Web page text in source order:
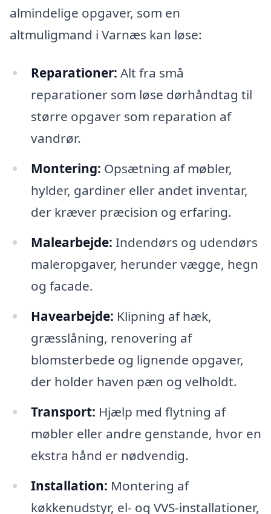
almindelige opgaver, som en
altmuligmand i Varnæs kan løse:
Reparationer: Alt fra små
reparationer som løse dørhåndtag til
større opgaver som reparation af
vandrør.
Montering: Opsætning af møbler,
hylder, gardiner eller andet inventar,
der kræver præcision og erfaring.
Malearbejde: Indendørs og udendørs
maleropgaver, herunder vægge, hegn
og facade.
Havearbejde: Klipning af hæk,
græsslåning, renovering af
blomsterbede og lignende opgaver,
der holder haven pæn og velholdt.
Transport: Hjælp med flytning af
møbler eller andre genstande, hvor en
ekstra hånd er nødvendig.
Installation: Montering af
køkkenudstyr, el- og VVS-installationer,